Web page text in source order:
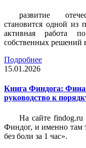
развитие
становится одной из
активная работа
собственных решений
Подробнее
15.01.2026
Книга Финдога:
руководство к
На сайте
Финдог, и именно там
без боли за 1 час».